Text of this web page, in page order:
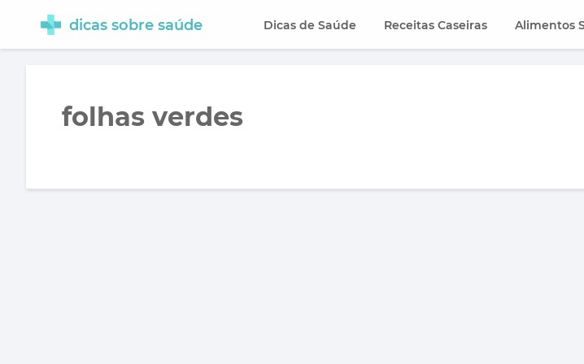
dicas sobre saúde Dicas de Saúde Receitas Caseiras Alimentos
folhas verdes